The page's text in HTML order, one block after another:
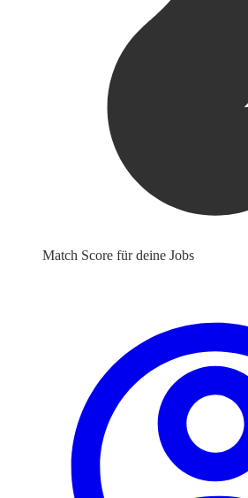
Match Score für deine Jobs